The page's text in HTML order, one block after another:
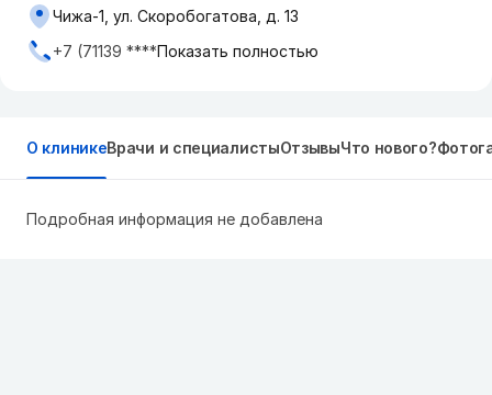
Чижа-1, ул. Скоробогатова, д. 13
+7 (71139 ****Показать полностью
О клиникеВрачи и специалистыОтзывыЧто нового?
Подробная информация не добавлена